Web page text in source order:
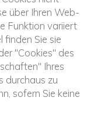
über Ihren Web-
Funktion variiert
finden Sie sie
"Cookies" des
Ihres
durchaus zu
sofern Sie keine